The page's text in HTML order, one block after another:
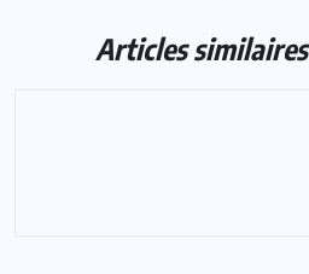
Articles similaires